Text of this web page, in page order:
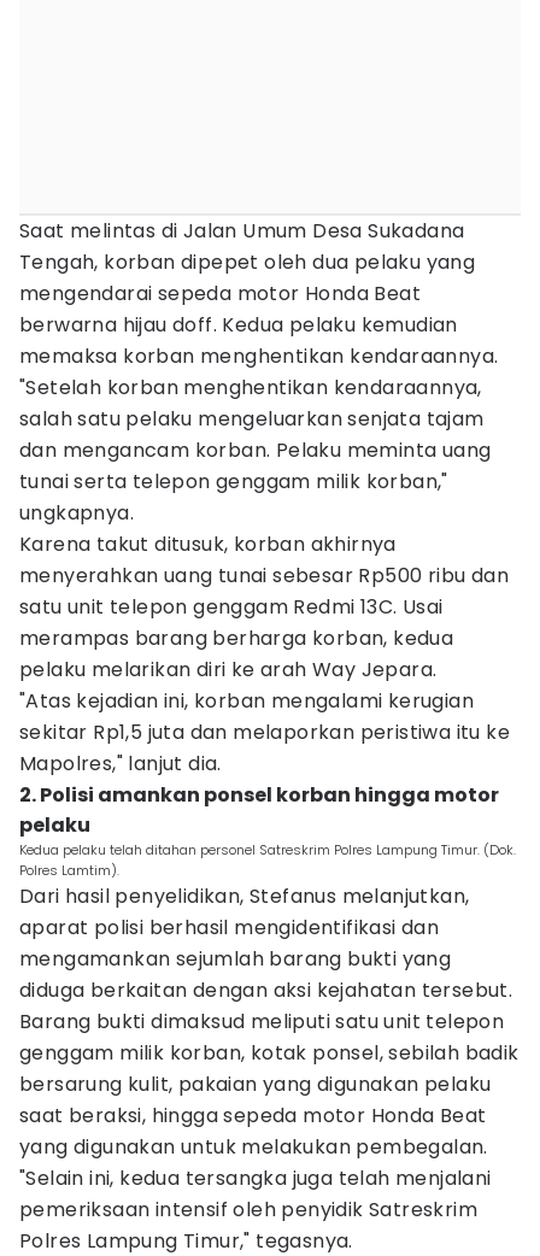
Saat melintas di Jalan Umum Desa Sukadana
Tengah, korban dipepet oleh dua pelaku yang
mengendarai sepeda motor Honda Beat
berwarna hijau doff. Kedua pelaku kemudian
memaksa korban menghentikan kendaraannya.
"Setelah korban menghentikan kendaraannya,
salah satu pelaku mengeluarkan senjata tajam
dan mengancam korban. Pelaku meminta uang
tunai serta telepon genggam milik korban,"
ungkapnya.
Karena takut ditusuk, korban akhirnya
menyerahkan uang tunai sebesar Rp500 ribu dan
satu unit telepon genggam Redmi 13C. Usai
merampas barang berharga korban, kedua
pelaku melarikan diri ke arah Way Jepara.
"Atas kejadian ini, korban mengalami kerugian
sekitar Rp1,5 juta dan melaporkan peristiwa itu ke
Mapolres," lanjut dia.
2. Polisi amankan ponsel korban hingga motor
pelaku
Kedua pelaku telah ditahan personel Satreskrim Polres Lampung Timur. (Dok.
Polres Lamtim).
Dari hasil penyelidikan, Stefanus melanjutkan,
aparat polisi berhasil mengidentifikasi dan
mengamankan sejumlah barang bukti yang
diduga berkaitan dengan aksi kejahatan tersebut.
Barang bukti dimaksud meliputi satu unit telepon
genggam milik korban, kotak ponsel, sebilah badik
bersarung kulit, pakaian yang digunakan pelaku
saat beraksi, hingga sepeda motor Honda Beat
yang digunakan untuk melakukan pembegalan.
"Selain ini, kedua tersangka juga telah menjalani
pemeriksaan intensif oleh penyidik Satreskrim
Polres Lampung Timur," tegasnya.